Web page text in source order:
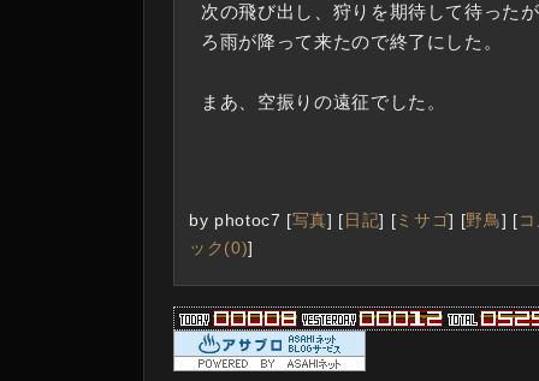
次の飛び出し、狩りを期待して待った
ろ雨が降って来たので終了にした。
まあ、空振りの遠征でした。
by photoc7 [写真] [ 日記] [ ミサゴ] [野鳥] [
ック(0)]